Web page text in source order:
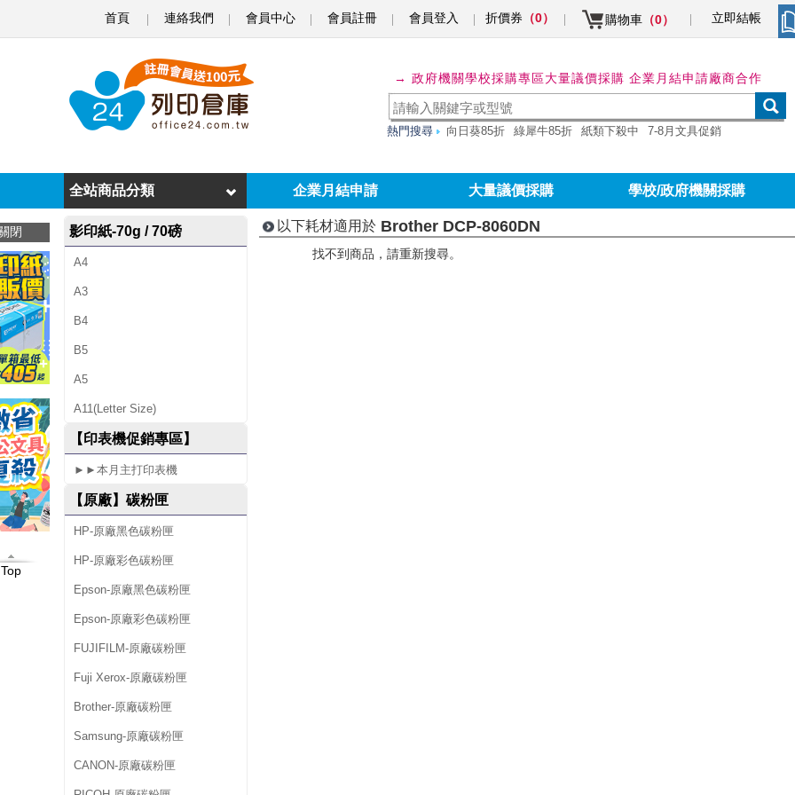
首頁 連絡我們 會員中心 會員註冊 會員登入 折價券 （0） 購物車 （0） 立即結帳
閉
Top
o
h
e
r
D
C
6
0
D
N
→ 政府機關學校採購專區大量議價採購 企業月結申請廠商合作
熱門搜尋 向日葵85折 綠犀牛85折 紙類下殺中 7-8月文具促銷
企業月結申請 大量議價採購 學校/政府機關採購
全站商品分類
影印紙-70g / 70磅
A4
A3
B4
B5
A5
A11(Letter Size)
【印表機促銷專區】
►►本月主打印表機
【原廠】碳粉匣
HP-原廠黑色碳粉匣
HP-原廠彩色碳粉匣
Epson-原廠黑色碳粉匣
Epson-原廠彩色碳粉匣
FUJIFILM-原廠碳粉匣
Fuji Xerox-原廠碳粉匣
Brother-原廠碳粉匣
Samsung-原廠碳粉匣
CANON-原廠碳粉匣
以下耗材適用於 Brother DCP-8060DN
找不到商品，請重新搜尋。